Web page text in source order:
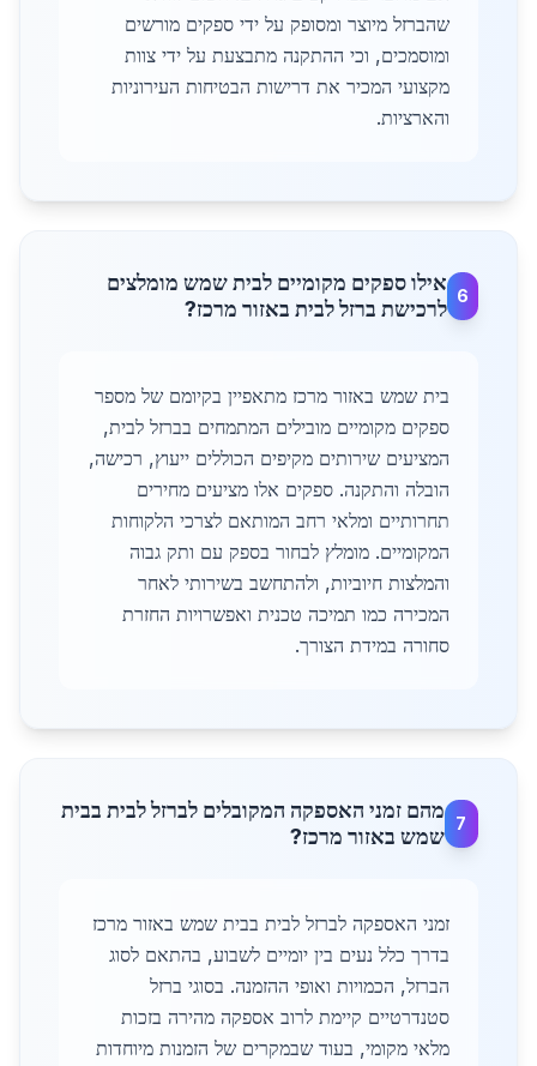
שהברזל מיוצר ומסופק על ידי ספקים מורשים
ומוסמכים, וכי ההתקנה מתבצעת על ידי צוות
מקצועי המכיר את דרישות הבטיחות העירוניות
והארציות.
6
אילו ספקים מקומיים לבית שמש מומלצים
לרכישת ברזל לבית באזור מרכז?
בית שמש באזור מרכז מתאפיין בקיומם של מספר
ספקים מקומיים מובילים המתמחים בברזל לבית,
המציעים שירותים מקיפים הכוללים ייעוץ, רכישה,
הובלה והתקנה. ספקים אלו מציעים מחירים
תחרותיים ומלאי רחב המותאם לצרכי הלקוחות
המקומיים. מומלץ לבחור בספק עם ותק גבוה
והמלצות חיוביות, ולהתחשב בשירותי לאחר
המכירה כמו תמיכה טכנית ואפשרויות החזרת
סחורה במידת הצורך.
7
מהם זמני האספקה המקובלים לברזל לבית בבית
שמש באזור מרכז?
זמני האספקה לברזל לבית בבית שמש באזור מרכז
בדרך כלל נעים בין יומיים לשבוע, בהתאם לסוג
הברזל, הכמויות ואופי ההזמנה. בסוגי ברזל
סטנדרטיים קיימת לרוב אספקה מהירה בזכות
מלאי מקומי, בעוד שבמקרים של הזמנות מיוחדות